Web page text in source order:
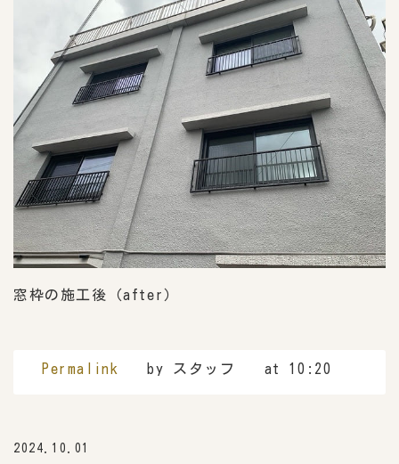
窓枠の施工後（after）
Permalink by スタッフ at 10:20
2024.10.01